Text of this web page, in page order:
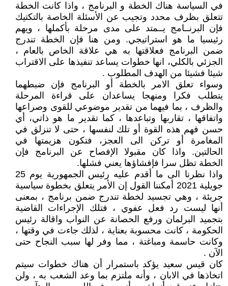
في السياسة هناك الخطة و البرنامج ، واذا كانت الخطة
تتعلق بظرف محدد وتجيب عن الأسئلة الخاصة بالتكتيك
فإن البرنــامج يــمتد على مدى مرحلة بأكملها ، ويهم
رئيسيا ما هو استراتيجي. ومن هنا فإن الخطة تندرج
ضمن البرنامج فعلاقتها به هي علاقة الخاص بالعام ،
الجزئي بالكلي، انها خطوات يساعد تنفيذها على الاقتراب
شيئا فشيئا من الهدف المطلوب .
وسواء تعلق الامر بالخطة أو البرنامج فإن ضبطهما
يتطلب فكرا ومنهجا يساعدان على قراءة المرحلة
والظرف ، بما فيهما من تقدير موضوعي للقوى وصراعها
واتفاقها ، تقاربها وتباعدها ، كما تقدير ما هو ذاتي، أي
حسن فهم هذه القوة أو تلك لنفسها ، حتى لا تنزلق في
المغامرة أو تركن الى العجز، فتكون هزيمتها في
الحالتين. واذا كان مقبولا الإفصاح عن البرنامج فإن
الخطة تظل سرا فإفشاؤها يعني فشلها.
واذا نظرنا الى ما أقدم عليه رئيس الجمهورية يوم 25
جويلية 2021 أمكننا القول إن الأمر يتعلق بخطوة سياسية
جريئة ، وهي تجسيد لخطة تندرج ضمن برنامج ، بمعنى
أنها ليست رد فعل عفوي ، فتلك الإجراءات القاضية
بتجميد البرلمان ورفع الحصانة عن النواب واقالة رئيس
الحكومة ، كانت محسوبة بعناية ، لذلك جاءت في وقتها ،
وكانت حاسمة ومباغتة ، مما وفر لها سبب النجاح حتى
الآن .
كان قيس سعيد يؤكد باستمرار أن هناك خطوات سيتم
اتخاذها في الابان ، وأنه ملتزم بما وعد الشعب به ، ولن